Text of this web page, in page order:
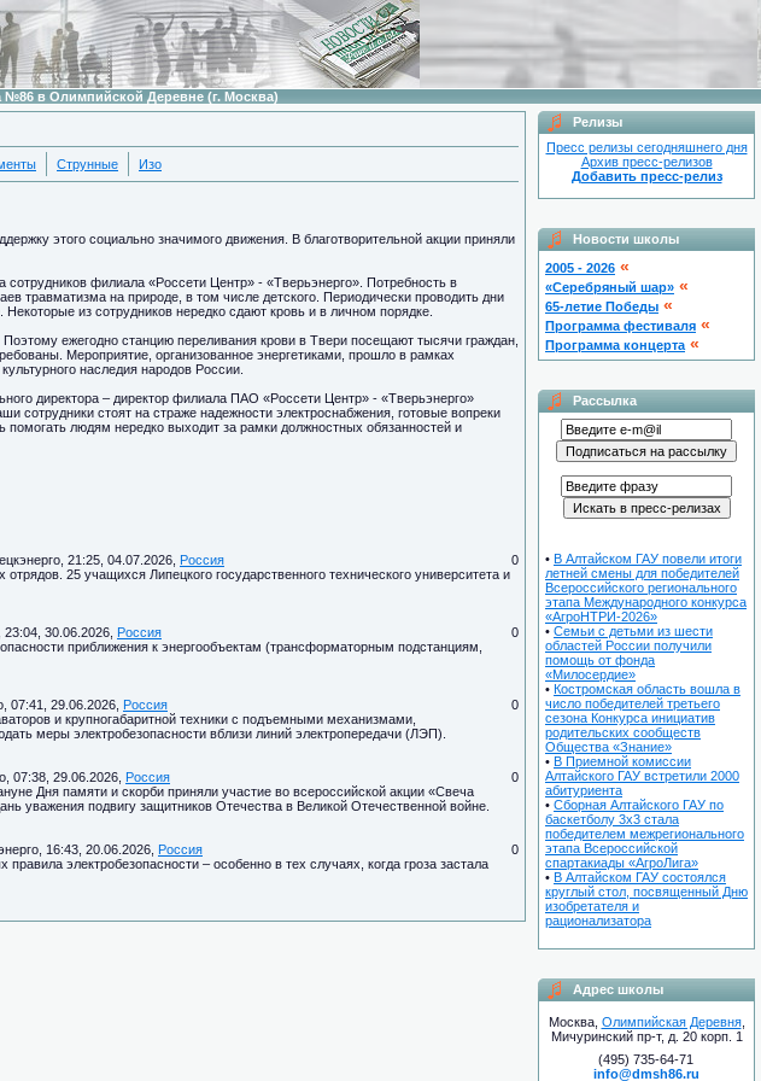
№86 в Олимпийской Деревне (г. Москва)
Струнные Изо
этого социально значимого движения. В благотворительной акции приняли
филиала «Россети Центр» - «Тверьэнерго». Потребность в
травматизма на природе, в том числе детского. Периодически проводить дни
из сотрудников нередко сдают кровь и в личном порядке.
ежегодно станцию переливания крови в Твери посещают тысячи граждан,
Мероприятие, организованное энергетиками, прошло в рамках
наследия народов России.
директора – директор филиала ПАО «Россети Центр» - «Тверьэнерго»
стоят на страже надежности электроснабжения, готовые вопреки
людям нередко выходит за рамки должностных обязанностей и
21:25, 04.07.2026, Россия
0
25 учащихся Липецкого государственного технического университета и
23:04, 30.06.2026, Россия
0
приближения к энергообъектам (трансформаторным подстанциям,
07:41, 29.06.2026, Россия
0
и крупногабаритной техники с подъемными механизмами,
меры электробезопасности вблизи линий электропередачи (ЛЭП).
07:38, 29.06.2026, Россия
0
Дня памяти и скорби приняли участие во всероссийской акции «Свеча
уважения подвигу защитников Отечества в Великой Отечественной войне.
16:43, 20.06.2026, Россия
0
электробезопасности – особенно в тех случаях, когда гроза застала
Релизы
Пресс релизы сегодняшнего дня
Архив пресс-релизов
Добавить пресс-релиз
Новости школы
2005 - 2026 «
«Серебряный шар» «
65-летие Победы «
Программа фестиваля «
Программа концерта «
Рассылка
• В Алтайском ГАУ повели итоги
летней смены для победителей
Всероссийского регионального
этапа Международного конкурса
«АгроНТРИ-2026»
• Семьи с детьми из шести
областей России получили
помощь от фонда
«Милосердие»
• Костромская область вошла в
число победителей третьего
сезона Конкурса инициатив
родительских сообществ
Общества «Знание»
• В Приемной комиссии
Алтайского ГАУ встретили 2000
абитуриента
• Сборная Алтайского ГАУ по
баскетболу 3х3 стала
победителем межрегионального
этапа Всероссийской
спартакиады «АгроЛига»
• В Алтайском ГАУ состоялся
круглый стол, посвященный Дню
изобретателя и
рационализатора
Адрес школы
Москва, Олимпийская Деревня,
Мичуринский пр-т, д. 20 корп. 1
(495) 735-64-71
info@dmsh86.ru